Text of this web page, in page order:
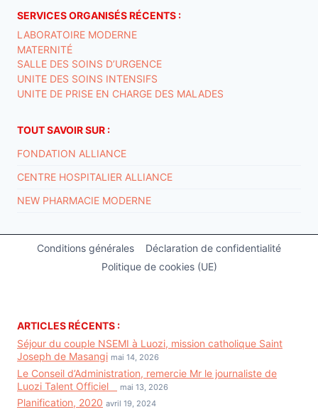
SERVICES ORGANISÉS RÉCENTS :
LABORATOIRE MODERNE
MATERNITÉ
SALLE DES SOINS D’URGENCE
UNITE DES SOINS INTENSIFS
UNITE DE PRISE EN CHARGE DES MALADES
TOUT SAVOIR SUR :
FONDATION ALLIANCE
CENTRE HOSPITALIER ALLIANCE
NEW PHARMACIE MODERNE
Conditions générales
Déclaration de confidentialité
Politique de cookies (UE)
ARTICLES RÉCENTS :
Séjour du couple NSEMI à Luozi, mission catholique Saint
Joseph de Masangi mai 14, 2026
Le Conseil d’Administration, remercie Mr le journaliste de
Luozi Talent Officiel
mai 13, 2026
Planification, 2020 avril 19, 2024